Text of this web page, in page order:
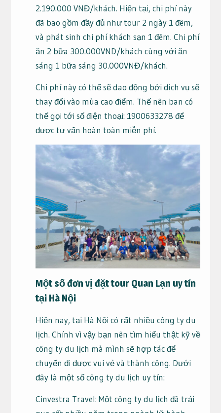
2.190.000 VNĐ/khách. Hiện tại, chi phí này
đã bao gồm đầy đủ như tour 2 ngày 1 đêm,
và phát sinh chi phí khách sạn 1 đêm. Chi phí
ăn 2 bữa 300.000VND/khách cùng với ăn
sáng 1 bữa sáng 30.000VNĐ/khách.
Chi phí này có thể sẽ dao động bởi dịch vụ sẽ
thay đổi vào mùa cao điểm. Thế nên ban có
thể gọi tới số điện thoại: 1900633278 để
được tư vấn hoàn toàn miễn phí.
Một số đơn vị đặt tour Quan Lạn uy tín
tại Hà Nội
Hiện nay, tại Hà Nội có rất nhiều công ty du
lịch. Chính vì vậy bạn nên tìm hiểu thật kỹ về
công ty du lịch mà mình sẽ hợp tác để
chuyến đi được vui vẻ và thành công. Dưới
đây là một số công ty du lịch uy tín:
Cinvestra Travel: Một công ty du lịch đã trải